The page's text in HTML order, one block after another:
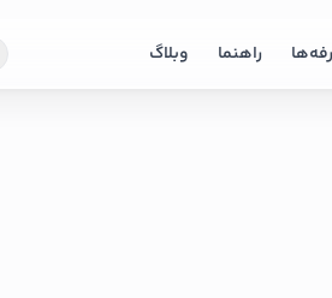
راهنما وبلاگ